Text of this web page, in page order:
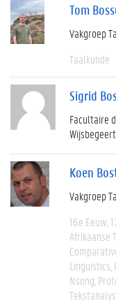
Tom
Vakgroep
Taalkunde
Sigrid
Facultaire
Koen
Vakgroep
16e Eeuw
Afrikaanse
Linguistics
Nsong